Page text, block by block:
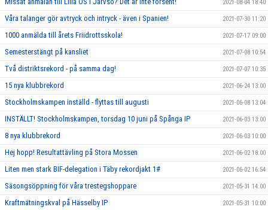
2021-08-04 18:40
Våra talanger gör avtryck och intryck - även i Spanien! 2021-07-30 11:20
1000 anmälda till årets Friidrottsskola! 2021-07-17 09:00
Semesterstängt på kansliet 2021-07-08 10:54
Två distriktsrekord - på samma dag! 2021-07-07 10:35
15 nya klubbrekord 2021-06-24 13:00
Stockholmskampen inställd - flyttas till augusti 2021-06-08 13:04
INSTÄLLT! Stockholmskampen, torsdag 10 juni på Spånga IP 2021-06-03 13:00
8 nya klubbrekord 2021-06-03 10:00
Hej hopp! Resultattävling på Stora Mossen 2021-06-02 18:00
Liten men stark BIF-delegation i Täby rekordjakt 1# 2021-06-02 16:54
Säsongsöppning för våra trestegshoppare 2021-05-31 14:00
Kraftmätningskval på Hässelby IP 2021-05-31 10:00